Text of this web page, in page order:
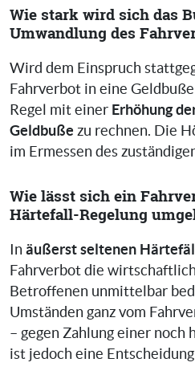
Wie stark wird sich das
Umwandlung des
Wird dem Einspruch
Fahrverbot in eine
Regel mit einer Erhöhung
Geldbuße zu rechnen. Die
im Ermessen des
Wie lässt sich ein
Härtefall-Regelung
In äußerst seltenen
Fahrverbot die
Betroffenen unmittelbar
Umständen ganz vom
– gegen Zahlung einer noch
ist jedoch eine